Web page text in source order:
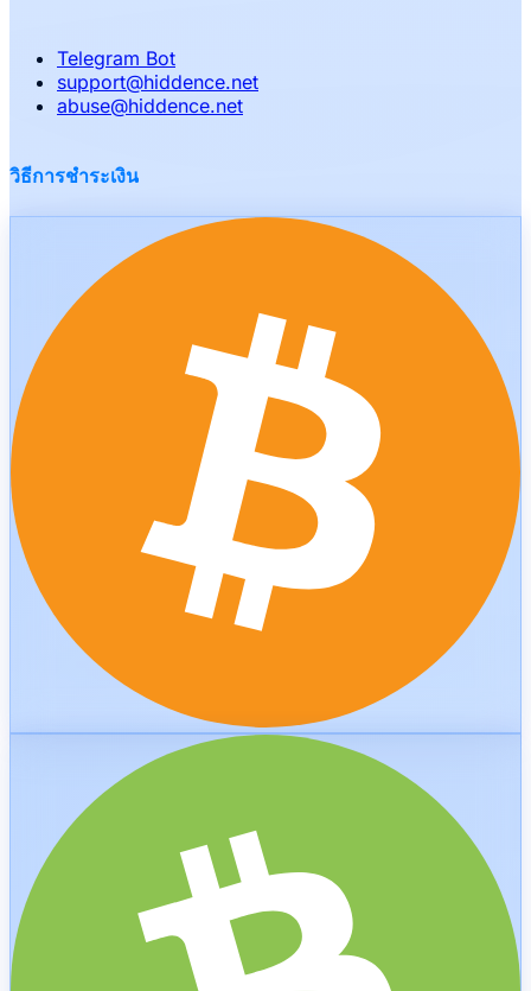
Telegram Bot
support@hiddence.net
abuse@hiddence.net
วิธีการชำระเงิน